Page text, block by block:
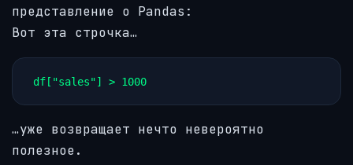
представление о Pandas:
Вот эта строчка…
df["sales"] > 1000
…уже возвращает нечто невероятно
полезное.